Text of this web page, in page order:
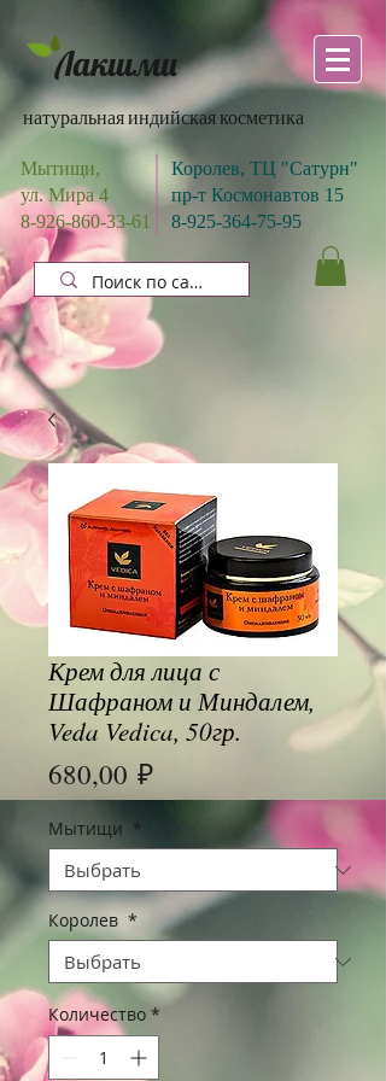
Лакшми
натуральная индийская косметика
Мытищи,
ул. Мира 4
8-926-860-33-61
Королев, ТЦ "Сатурн"
пр-т Космонавтов 15
8-925-364-75-95
Крем для лица с
Шафраном и Миндалем,
Veda Vedica, 50гр.
680,00 ₽Цена
Мытищи *
Королев *
Количество *